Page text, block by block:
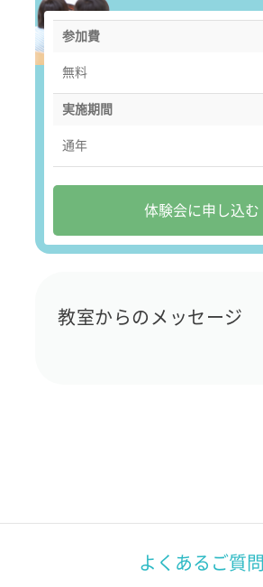
参加費
無料
実施期間
通年
体験会に申し込む
教室からのメッセージ
よくあるご質問